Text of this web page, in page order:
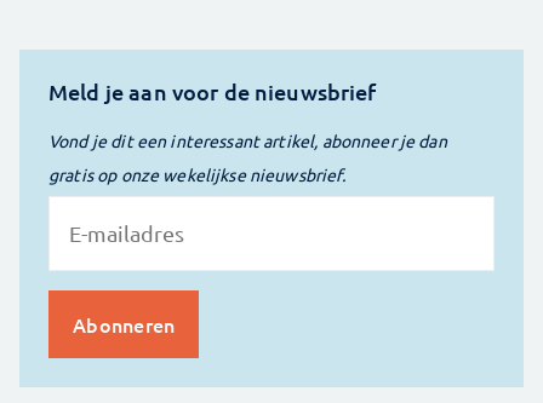
Meld je aan voor de nieuwsbrief
Vond je dit een interessant artikel, abonneer je dan
gratis op onze wekelijkse nieuwsbrief.